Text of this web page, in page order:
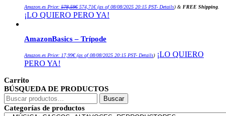
Amazon.es Price: 578,59€precio
original
era:
574,71€precio
actual
es:
(as of 08/08/2025 20:15 PST- Details) & FREE Shipping
¡LO QUIERO PERO YA!
AmazonBasics – Trípode
Amazon.es Price: 17,99€(as of 08/08/2025 20:15 PST- Details) ¡LO QUIERO
PERO YA!
Carrito
BÚSQUEDA DE PRODUCTOS
Buscar
por:
Buscar
Categorías de productos